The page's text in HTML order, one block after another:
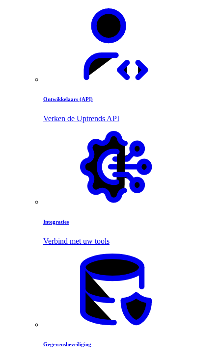
Ontwikkelaars (API)
Verken de Uptrends API
Integraties
Verbind met uw tools
Gegevensbeveiliging